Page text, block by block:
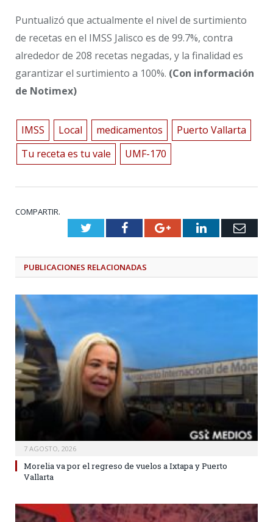
Puntualizó que actualmente el nivel de surtimiento
de recetas en el IMSS Jalisco es de 99.7%, contra
alrededor de 208 recetas negadas, y la finalidad es
garantizar el surtimiento a 100%. (Con información
de Notimex)
IMSS Local medicamentos
Puerto Vallarta
Tu receta es tu vale
UMF-170
COMPARTIR.
TwitterFacebookGoogle+LinkedIn
PUBLICACIONES RELACIONADAS
7 AGOSTO, 2026
Morelia va por el regreso de vuelos a Ixtapa y Puerto
Vallarta